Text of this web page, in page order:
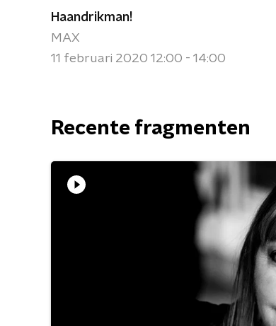
Haandrikman!
MAX
11 februari 2020 12:00 - 14:00
Recente fragmenten